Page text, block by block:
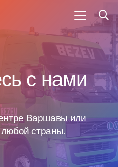
с нами
Варшавы или
страны.